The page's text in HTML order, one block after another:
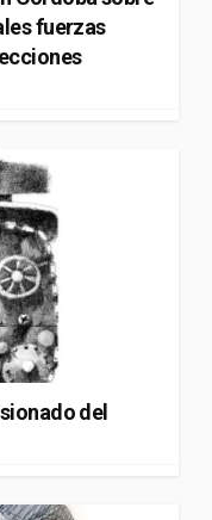
fuerzas
del